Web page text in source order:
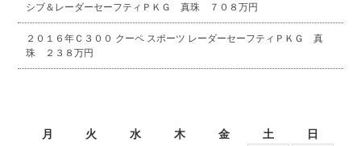
シブ＆レーダーセーフティＰＫＧ 真珠 ７０８万円
２０１６年Ｃ３００ クーペ スポーツ レーダーセーフティＰＫＧ 真
珠 ２３８万円
月 火 水 木 金 土 日